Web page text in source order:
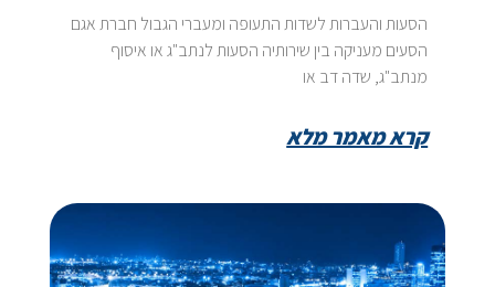
הסעות והעברות לשדות התעופה ומעברי הגבול חברת אגם
הסעים מעניקה בין שירותיה הסעות לנתב"ג או איסוף
מנתב"ג, שדה דב או
קרא מאמר מלא